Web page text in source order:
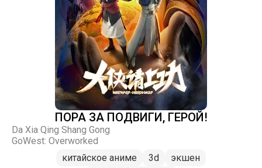
ПОРА ЗА ПОДВИГИ, ГЕРОЙ!
Da Xia Qing Shang Gong
GoWest: Overworked
китайское аниме
3d
экшен